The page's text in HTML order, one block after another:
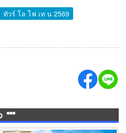
ทัวร์ โล โฟ เท น 2569
***